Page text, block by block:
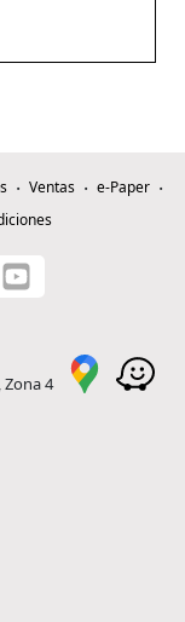
Ventas
e-Paper
Zona 4